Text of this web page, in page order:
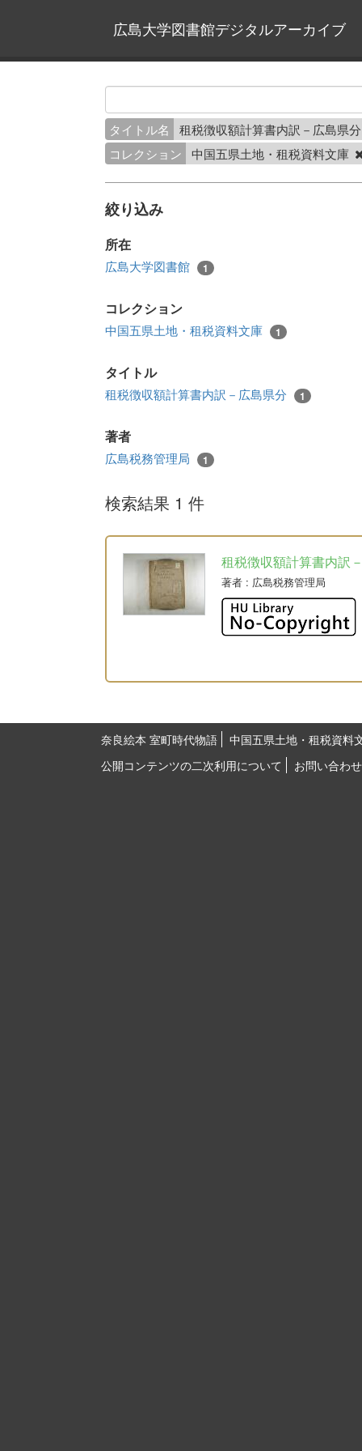
広島大学図書館デジタルアーカイブ
タイトル名
租税徴収額計算書内訳－広島県
コレクション
中国五県土地・租税資料文庫
絞り込み
所在
広島大学図書館 1
コレクション
中国五県土地・租税資料文庫 1
タイトル
租税徴収額計算書内訳－広島県分 1
著者
広島税務管理局 1
検索結果 1 件
租税徴収額計算書内訳
著者 : 広島税務管理局
奈良絵本 室町時代物語
中国五県土地・租税資料
公開コンテンツの二次利用について
お問い合わせ